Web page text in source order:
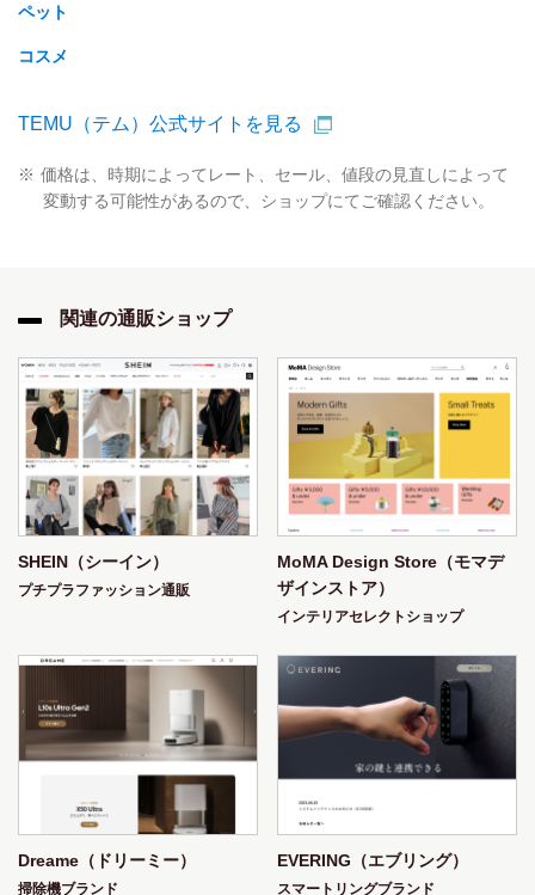
ペット
コスメ
TEMU（テム）公式サイトを見る
価格は、時期によってレート、セール、値段の見直しによって
変動する可能性があるので、ショップにてご確認ください。
関連の通販ショップ
SHEIN（シーイン）
プチプラファッション通販
MoMA Design Store（モマデ
ザインストア）
インテリアセレクトショップ
Dreame（ドリーミー）
掃除機ブランド
EVERING（エブリング）
スマートリングブランド